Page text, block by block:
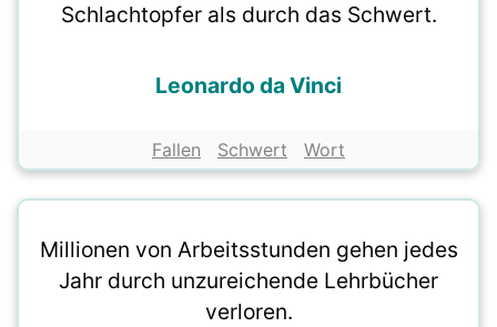
Schlachtopfer als durch das Schwert.
Leonardo da Vinci
Fallen Schwert Wort
Millionen von Arbeitsstunden gehen jedes
Jahr durch unzureichende Lehrbücher
verloren.